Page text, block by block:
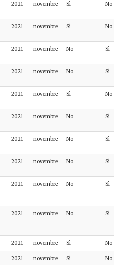
2021 novembre Sì No
2021 novembre Sì No
2021 novembre No Sì
2021 novembre No Sì
2021 novembre Sì No
2021 novembre No Sì
2021 novembre No Sì
2021 novembre No Sì
2021 novembre No Sì
2021 novembre No Sì
2021 novembre Sì No
2021 novembre Sì No